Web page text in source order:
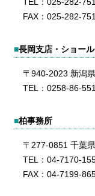
TEL：025-282-
FAX：025-282-
■長岡支店・ショー
〒940-2023 新潟
TEL：0258-86-
■柏事務所
〒277-0851 千葉
TEL：04-7170-
FAX：04-7199-